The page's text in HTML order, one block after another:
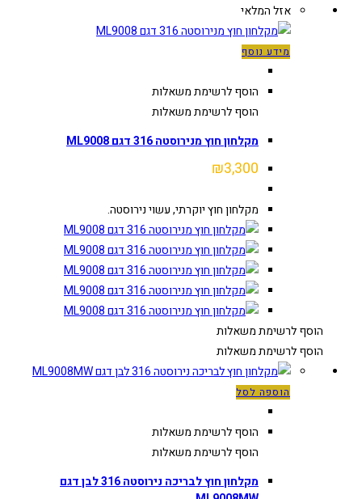
אזל המלאי
מידע נוסף
הוסף לרשימת משאלות
הוסף לרשימת משאלות
מקלחון חוץ מנירוסטה 316 דגם ML9008
₪3,300
מקלחון חוץ יוקרתי, עשוי נירוסטה.
הוסף לרשימת משאלות
הוסף לרשימת משאלות
הוספה לסל
הוסף לרשימת משאלות
הוסף לרשימת משאלות
מקלחון חוץ לבריכה נירוסטה 316 לבן דגם